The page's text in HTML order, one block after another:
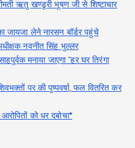
ऋतु खण्डूरी भूषण जी से शिष्टाचार
जायजा लेने नारसन बॉर्डर पहुंचे
नवनीत सिंह भुल्लर
मनाया जाएगा “हर घर तिरंगा
पर की पुष्पवर्षा, फल वितरित कर
को धर दबोचा*